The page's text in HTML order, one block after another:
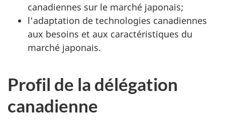
canadiennes sur le marché japonais;
l’adaptation de technologies canadiennes
aux besoins et aux caractéristiques du
marché japonais.
Profil de la délégation
canadienne